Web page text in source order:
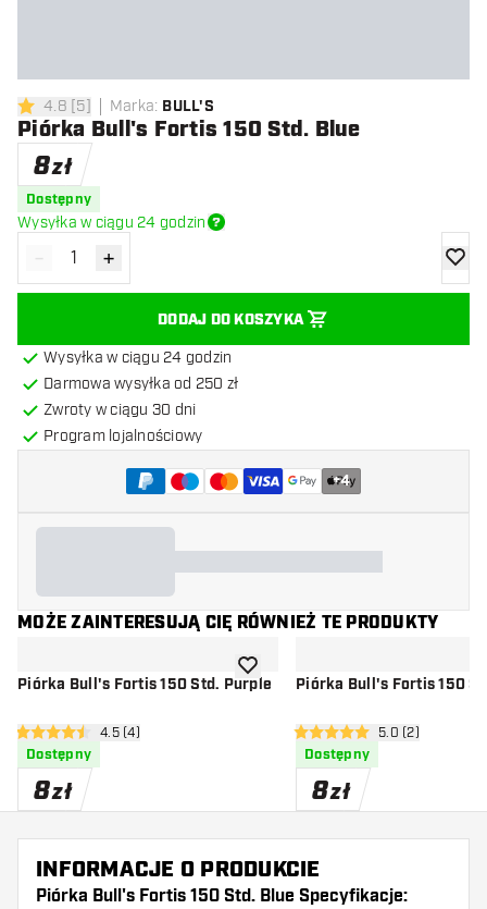
4.8 gwiazdki oceny
4.8 [5] Marka: BULL'S
Piórka Bull's Fortis 150 Std. Blue
8zł
Dostępny
Wysyłka w ciągu 24 godzin
Zmniejsz ilość
- Zwiększ ilość
+
DODAJ DO KOSZYKA
Wysyłka w ciągu 24 godzin
Darmowa wysyłka od 250 zł
Zwroty w ciągu 30 dni
Program lojalnościowy
+4
MOŻE ZAINTERESUJĄ CIĘ RÓWNIEŻ TE PRODUKTY
Piórka Bull's Fortis 150 Std. Purple
otwórz panel recenzji
4.5 gwiazdki oceny
4.5 (4)
Dostępny
8zł
dodaj do listy życzeń
Piórka Bull's Fortis 150
otwórz panel
5 gwiazdki oceny5.0 (2)
Dostępny
8zł
INFORMACJE O PRODUKCIE
Piórka Bull's Fortis 150 Std. Blue Specyfikacje: